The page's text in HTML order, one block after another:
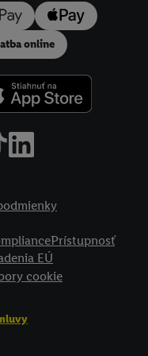
online
Prístupnosť
EÚ
cookie
na "Súhlasím
vyššie uvedené účely.
uchovávania
súhlas s účinnosťou
ochrany osobných